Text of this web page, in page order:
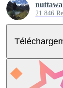
21 846